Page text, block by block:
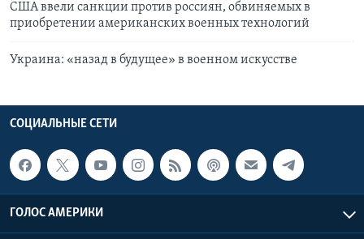
США ввели санкции против россиян, обвиняемых в
приобретении американских военных технологий
Украина: «назад в будущее» в военном искусстве
СОЦИАЛЬНЫЕ СЕТИ
ГОЛОС АМЕРИКИ